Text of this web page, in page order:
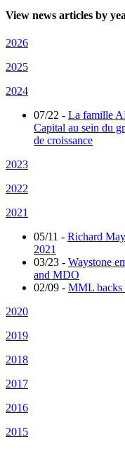
View news articles by
2026
2025
2024
07/22 - La famille
Capital au sein du
de croissance
2023
2022
2021
05/11 - Richard
2021
03/23 - Waystone
and MDO
02/09 - MML backs
2020
2019
2018
2017
2016
2015